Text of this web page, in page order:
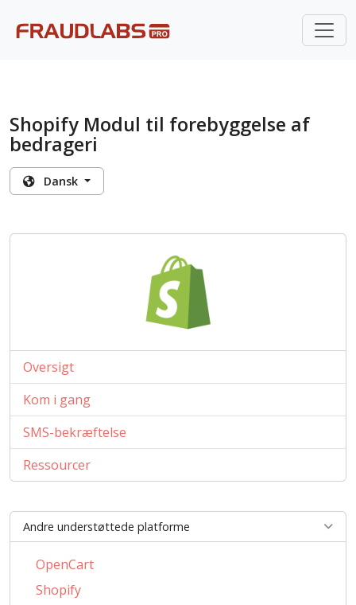
Shopify Modul til forebyggelse af
bedrageri
Dansk
Oversigt
Kom i gang
SMS-bekræftelse
Ressourcer
Andre understøttede platforme
OpenCart
Shopify